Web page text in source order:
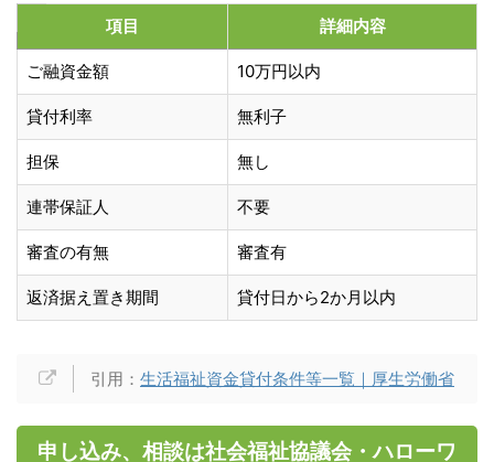
項目 詳細内容
ご融資金額 10万円以内
貸付利率 無利子
担保 無し
連帯保証人 不要
審査の有無 審査有
返済据え置き期間 貸付日から2か月以内
引用： 生活福祉資金貸付条件等一覧｜厚生労働省
申し込み、相談は社会福祉協議会・ハローワ